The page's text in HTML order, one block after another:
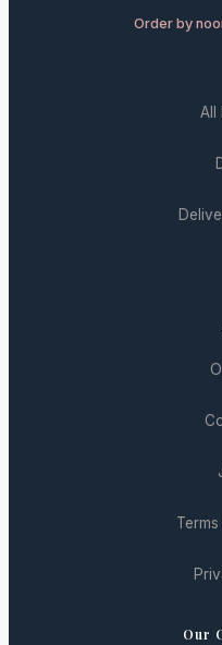
Order by
All
Our